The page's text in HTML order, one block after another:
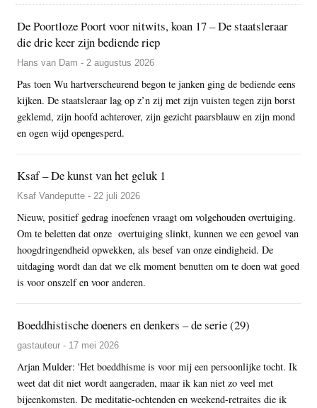
De Poortloze Poort voor nitwits, koan 17 – De staatsleraar
die drie keer zijn bediende riep
Hans van Dam - 2 augustus 2026
Pas toen Wu hartverscheurend begon te janken ging de bediende eens
kijken. De staatsleraar lag op z’n zij met zijn vuisten tegen zijn borst
geklemd, zijn hoofd achterover, zijn gezicht paarsblauw en zijn mond
en ogen wijd opengesperd.
Ksaf – De kunst van het geluk 1
Ksaf Vandeputte - 22 juli 2026
Nieuw, positief gedrag inoefenen vraagt om volgehouden overtuiging.
Om te beletten dat onze overtuiging slinkt, kunnen we een gevoel van
hoogdringendheid opwekken, als besef van onze eindigheid. De
uitdaging wordt dan dat we elk moment benutten om te doen wat goed
is voor onszelf en voor anderen.
Boeddhistische doeners en denkers – de serie (29)
gastauteur - 17 mei 2026
Arjan Mulder: 'Het boeddhisme is voor mij een persoonlijke tocht. Ik
weet dat dit niet wordt aangeraden, maar ik kan niet zo veel met
bijeenkomsten. De meditatie-ochtenden en weekend-retraites die ik